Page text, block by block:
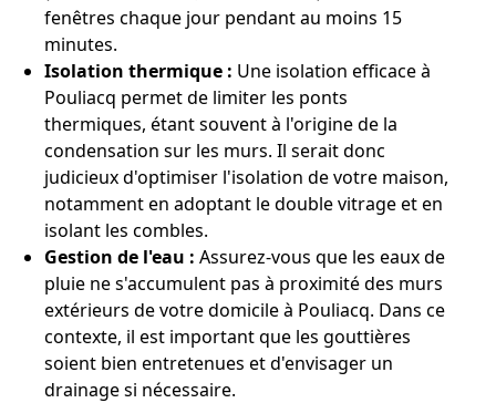
fenêtres chaque jour pendant au moins 15
minutes.
Isolation thermique : Une isolation efficace à
Pouliacq permet de limiter les ponts
thermiques, étant souvent à l'origine de la
condensation sur les murs. Il serait donc
judicieux d'optimiser l'isolation de votre maison,
notamment en adoptant le double vitrage et en
isolant les combles.
Gestion de l'eau : Assurez-vous que les eaux de
pluie ne s'accumulent pas à proximité des murs
extérieurs de votre domicile à Pouliacq. Dans ce
contexte, il est important que les gouttières
soient bien entretenues et d'envisager un
drainage si nécessaire.